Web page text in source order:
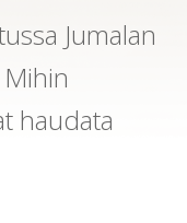
Jumalan
haudata